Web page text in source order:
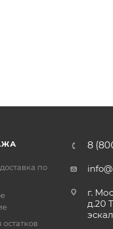
по
8
г.
д.20